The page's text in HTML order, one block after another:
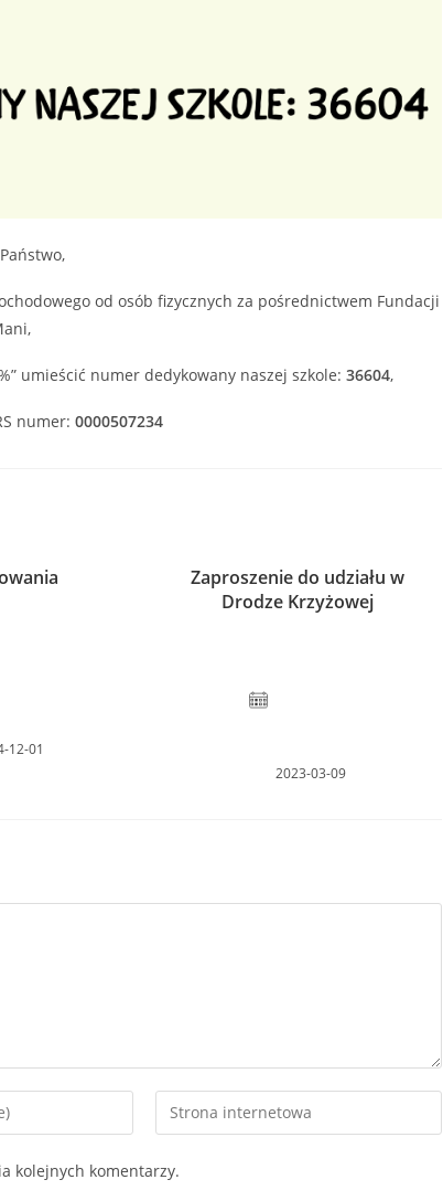
od osób fizycznych za pośrednictwem Fundacji
umieścić numer dedykowany naszej szkole:36604,
numer:0000507234
12-01
Zaproszenie do udziału w
Drodze Krzyżowej
2023-03-09
Enter
your
URL
kolejnych komentarzy.